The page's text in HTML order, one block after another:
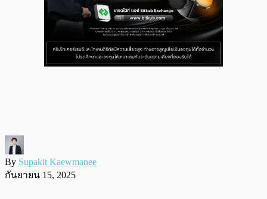
By Supakit Kaewmanee
กันยายน 15, 2025